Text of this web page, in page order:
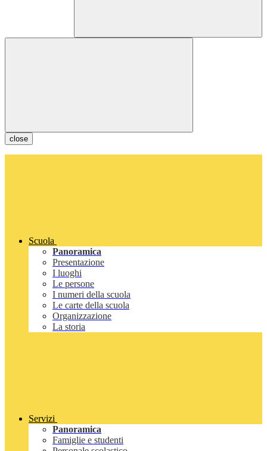
close
Scuola
Panoramica
Presentazione
I luoghi
Le persone
I numeri della scuola
Le carte della scuola
Organizzazione
La storia
Servizi
Panoramica
Famiglie e studenti